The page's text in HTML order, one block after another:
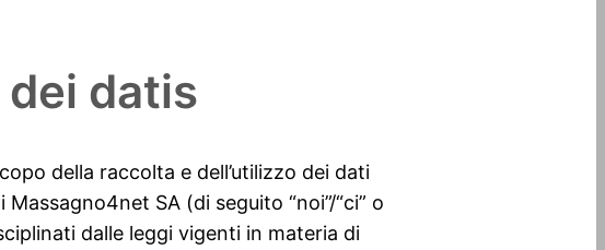
datis
della raccolta e dell’utilizzo dei dati
SA (di seguito “noi”/“ci” o
dalle leggi vigenti in materia di